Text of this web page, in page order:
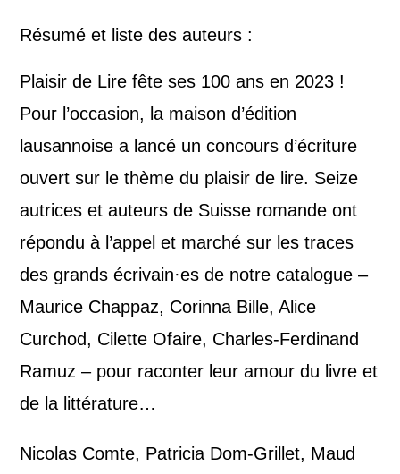
Résumé et liste des auteurs :
Plaisir de Lire fête ses 100 ans en 2023 !
Pour l’occasion, la maison d’édition
lausannoise a lancé un concours d’écriture
ouvert sur le thème du plaisir de lire. Seize
autrices et auteurs de Suisse romande ont
répondu à l’appel et marché sur les traces
des grands écrivain·es de notre catalogue –
Maurice Chappaz, Corinna Bille, Alice
Curchod, Cilette Ofaire, Charles-Ferdinand
Ramuz – pour raconter leur amour du livre et
de la littérature…
Nicolas Comte, Patricia Dom-Grillet, Maud